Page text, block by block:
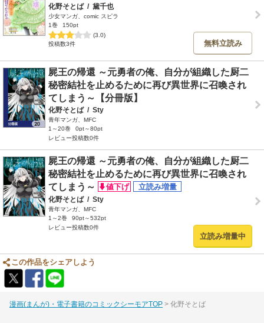
化野そとば / 黛千也
少女マンガ、comic スピラ
1巻
150pt
(3.0)
投稿数3件
無料立読み
屍王の帰還 ～元勇者の俺、自分が組織した厨二
秘密結社を止めるために再び異世界に召喚され
てしまう～【分冊版】
化野そとば / Sty
青年マンガ、MFC
1～20巻
0pt～80pt
レビュー投稿数0件
屍王の帰還 ～元勇者の俺、自分が組織した厨二
秘密結社を止めるために再び異世界に召喚され
てしまう～
化野そとば / Sty
青年マンガ、MFC
1～2巻
90pt～532pt
レビュー投稿数0件
立読み増量中
この作品をシェアしよう
漫画(まんが)・電子書籍のコミックシーモアTOP 化野そとば